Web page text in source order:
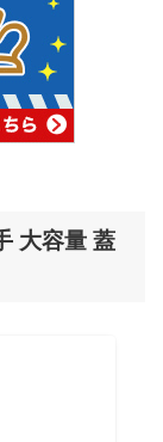
大容量 蓋